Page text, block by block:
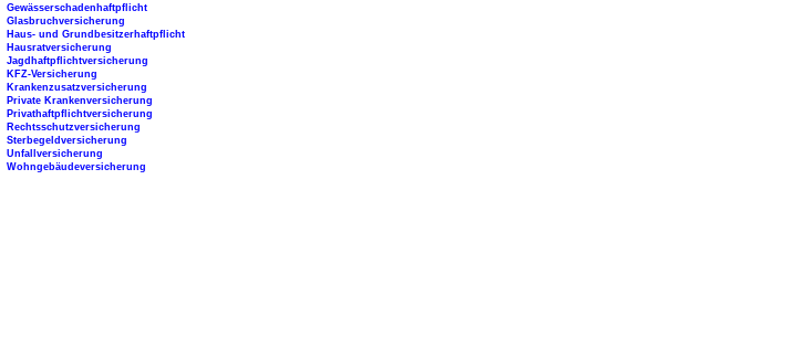
Gewässerschadenhaftpflicht
Glasbruchversicherung
Haus- und Grundbesitzerhaftpflicht
Hausratversicherung
Jagdhaftpflichtversicherung
KFZ-Versicherung
Krankenzusatzversicherung
Private Krankenversicherung
Privathaftpflichtversicherung
Rechtsschutzversicherung
Sterbegeldversicherung
Unfallversicherung
Wohngebäudeversicherung